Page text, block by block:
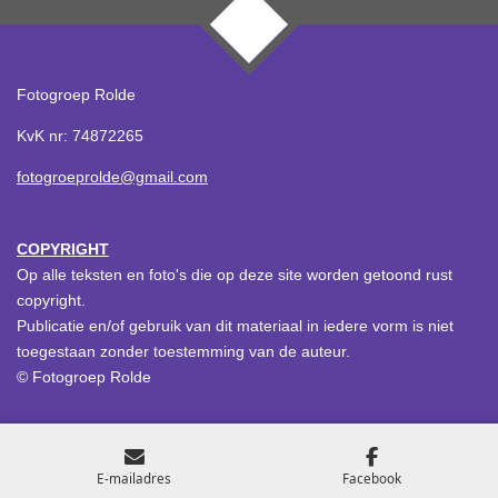
Fotogroep Rolde
KvK nr: 74872265
fotogroeprolde@gmail.com
COPYRIGHT
Op alle teksten en foto's die op deze site worden getoond rust
copyright.
Publicatie en/of gebruik van dit materiaal in iedere vorm is niet
toegestaan zonder toestemming van de auteur.
© Fotogroep Rolde
E-mailadres Facebook